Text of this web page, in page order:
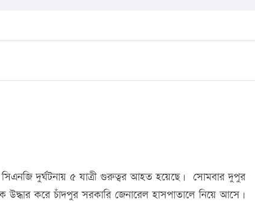
দুর্ঘটনায় ৫ যাত্রী গুরুত্বর আহত হয়েছে। সোমবার দুপুর
উদ্ধার করে চাঁদপুর সরকারি জেনারেল হাসপাতালে নিয়ে আসে।